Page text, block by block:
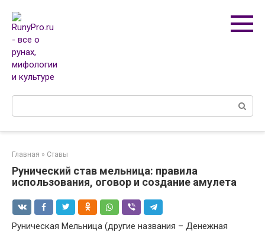
контенту
Главная » Ставы
Рунический став мельница: правила
использования, оговор и создание амулета
Руническая Мельница (другие названия – Денежная